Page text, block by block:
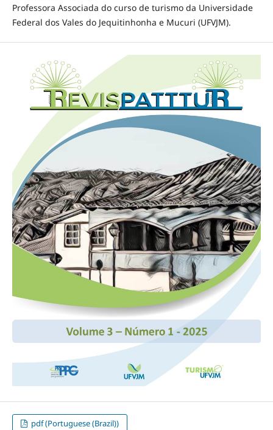
Professora Associada do curso de turismo da Universidade
Federal dos Vales do Jequitinhonha e Mucuri (UFVJM).
pdf (Portuguese (Brazil))